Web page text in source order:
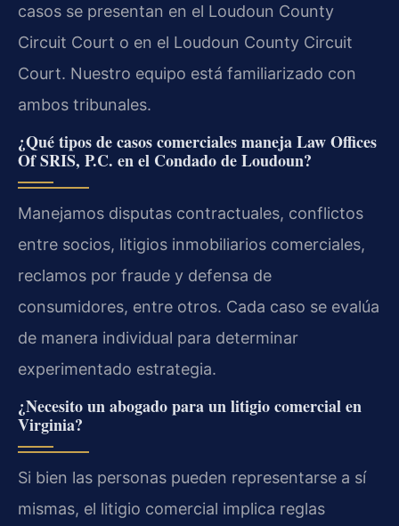
casos se presentan en el Loudoun County
Circuit Court o en el Loudoun County Circuit
Court. Nuestro equipo está familiarizado con
ambos tribunales.
¿Qué tipos de casos comerciales maneja Law Offices
Of SRIS, P.C. en el Condado de Loudoun?
Manejamos disputas contractuales, conflictos
entre socios, litigios inmobiliarios comerciales,
reclamos por fraude y defensa de
consumidores, entre otros. Cada caso se evalúa
de manera individual para determinar
experimentado estrategia.
¿Necesito un abogado para un litigio comercial en
Virginia?
Si bien las personas pueden representarse a sí
mismas, el litigio comercial implica reglas